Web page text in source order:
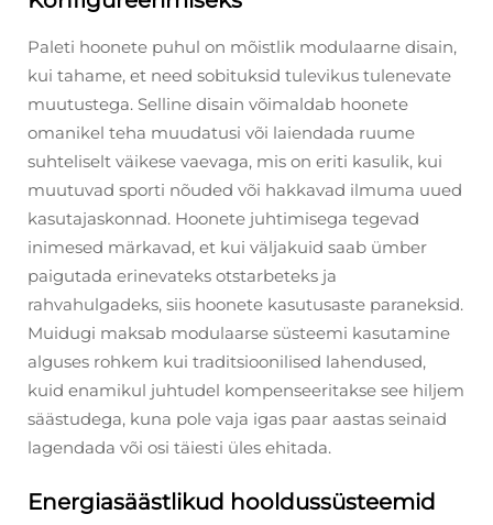
Paleti hoonete puhul on mõistlik modulaarne disain,
kui tahame, et need sobituksid tulevikus tulenevate
muutustega. Selline disain võimaldab hoonete
omanikel teha muudatusi või laiendada ruume
suhteliselt väikese vaevaga, mis on eriti kasulik, kui
muutuvad sporti nõuded või hakkavad ilmuma uued
kasutajaskonnad. Hoonete juhtimisega tegevad
inimesed märkavad, et kui väljakuid saab ümber
paigutada erinevateks otstarbeteks ja
rahvahulgadeks, siis hoonete kasutusaste paraneksid.
Muidugi maksab modulaarse süsteemi kasutamine
alguses rohkem kui traditsioonilised lahendused,
kuid enamikul juhtudel kompenseeritakse see hiljem
säästudega, kuna pole vaja igas paar aastas seinaid
lagendada või osi täiesti üles ehitada.
Energiasäästlikud hooldussüsteemid